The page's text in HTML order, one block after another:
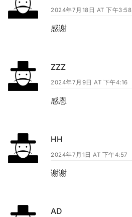
2024年7月18日 AT 下午3:58
感谢
ZZZ
2024年7月9日 AT 下午4:16
感恩
HH
2024年7月1日 AT 下午4:57
谢谢
AD